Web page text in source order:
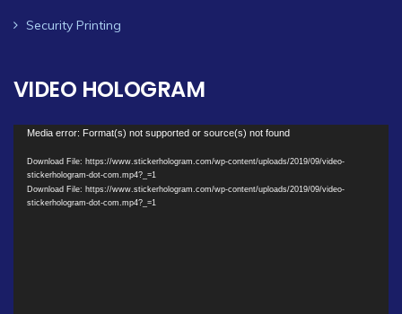
Security Printing
VIDEO HOLOGRAM
Video
Media error: Format(s) not supported or source(s) not found
Download File: https://www.stickerhologram.com/wp-content/uploads/2019/09/video-
stickerhologram-dot-com.mp4?_=1
Download File: https://www.stickerhologram.com/wp-content/uploads/2019/09/video-
stickerhologram-dot-com.mp4?_=1